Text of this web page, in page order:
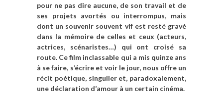
pour ne pas dire aucune, de son travail et de
ses projets avortés ou interrompus, mais
dont un souvenir souvent vif est resté gravé
dans la mémoire de celles et ceux (acteurs,
actrices, scénaristes…) qui ont croisé sa
route. Ce film inclassable qui a mis quinze ans
à se faire, s’écrire et voir le jour, nous offre un
récit poétique, singulier et, paradoxalement,
une déclaration d’amour à un certain cinéma.